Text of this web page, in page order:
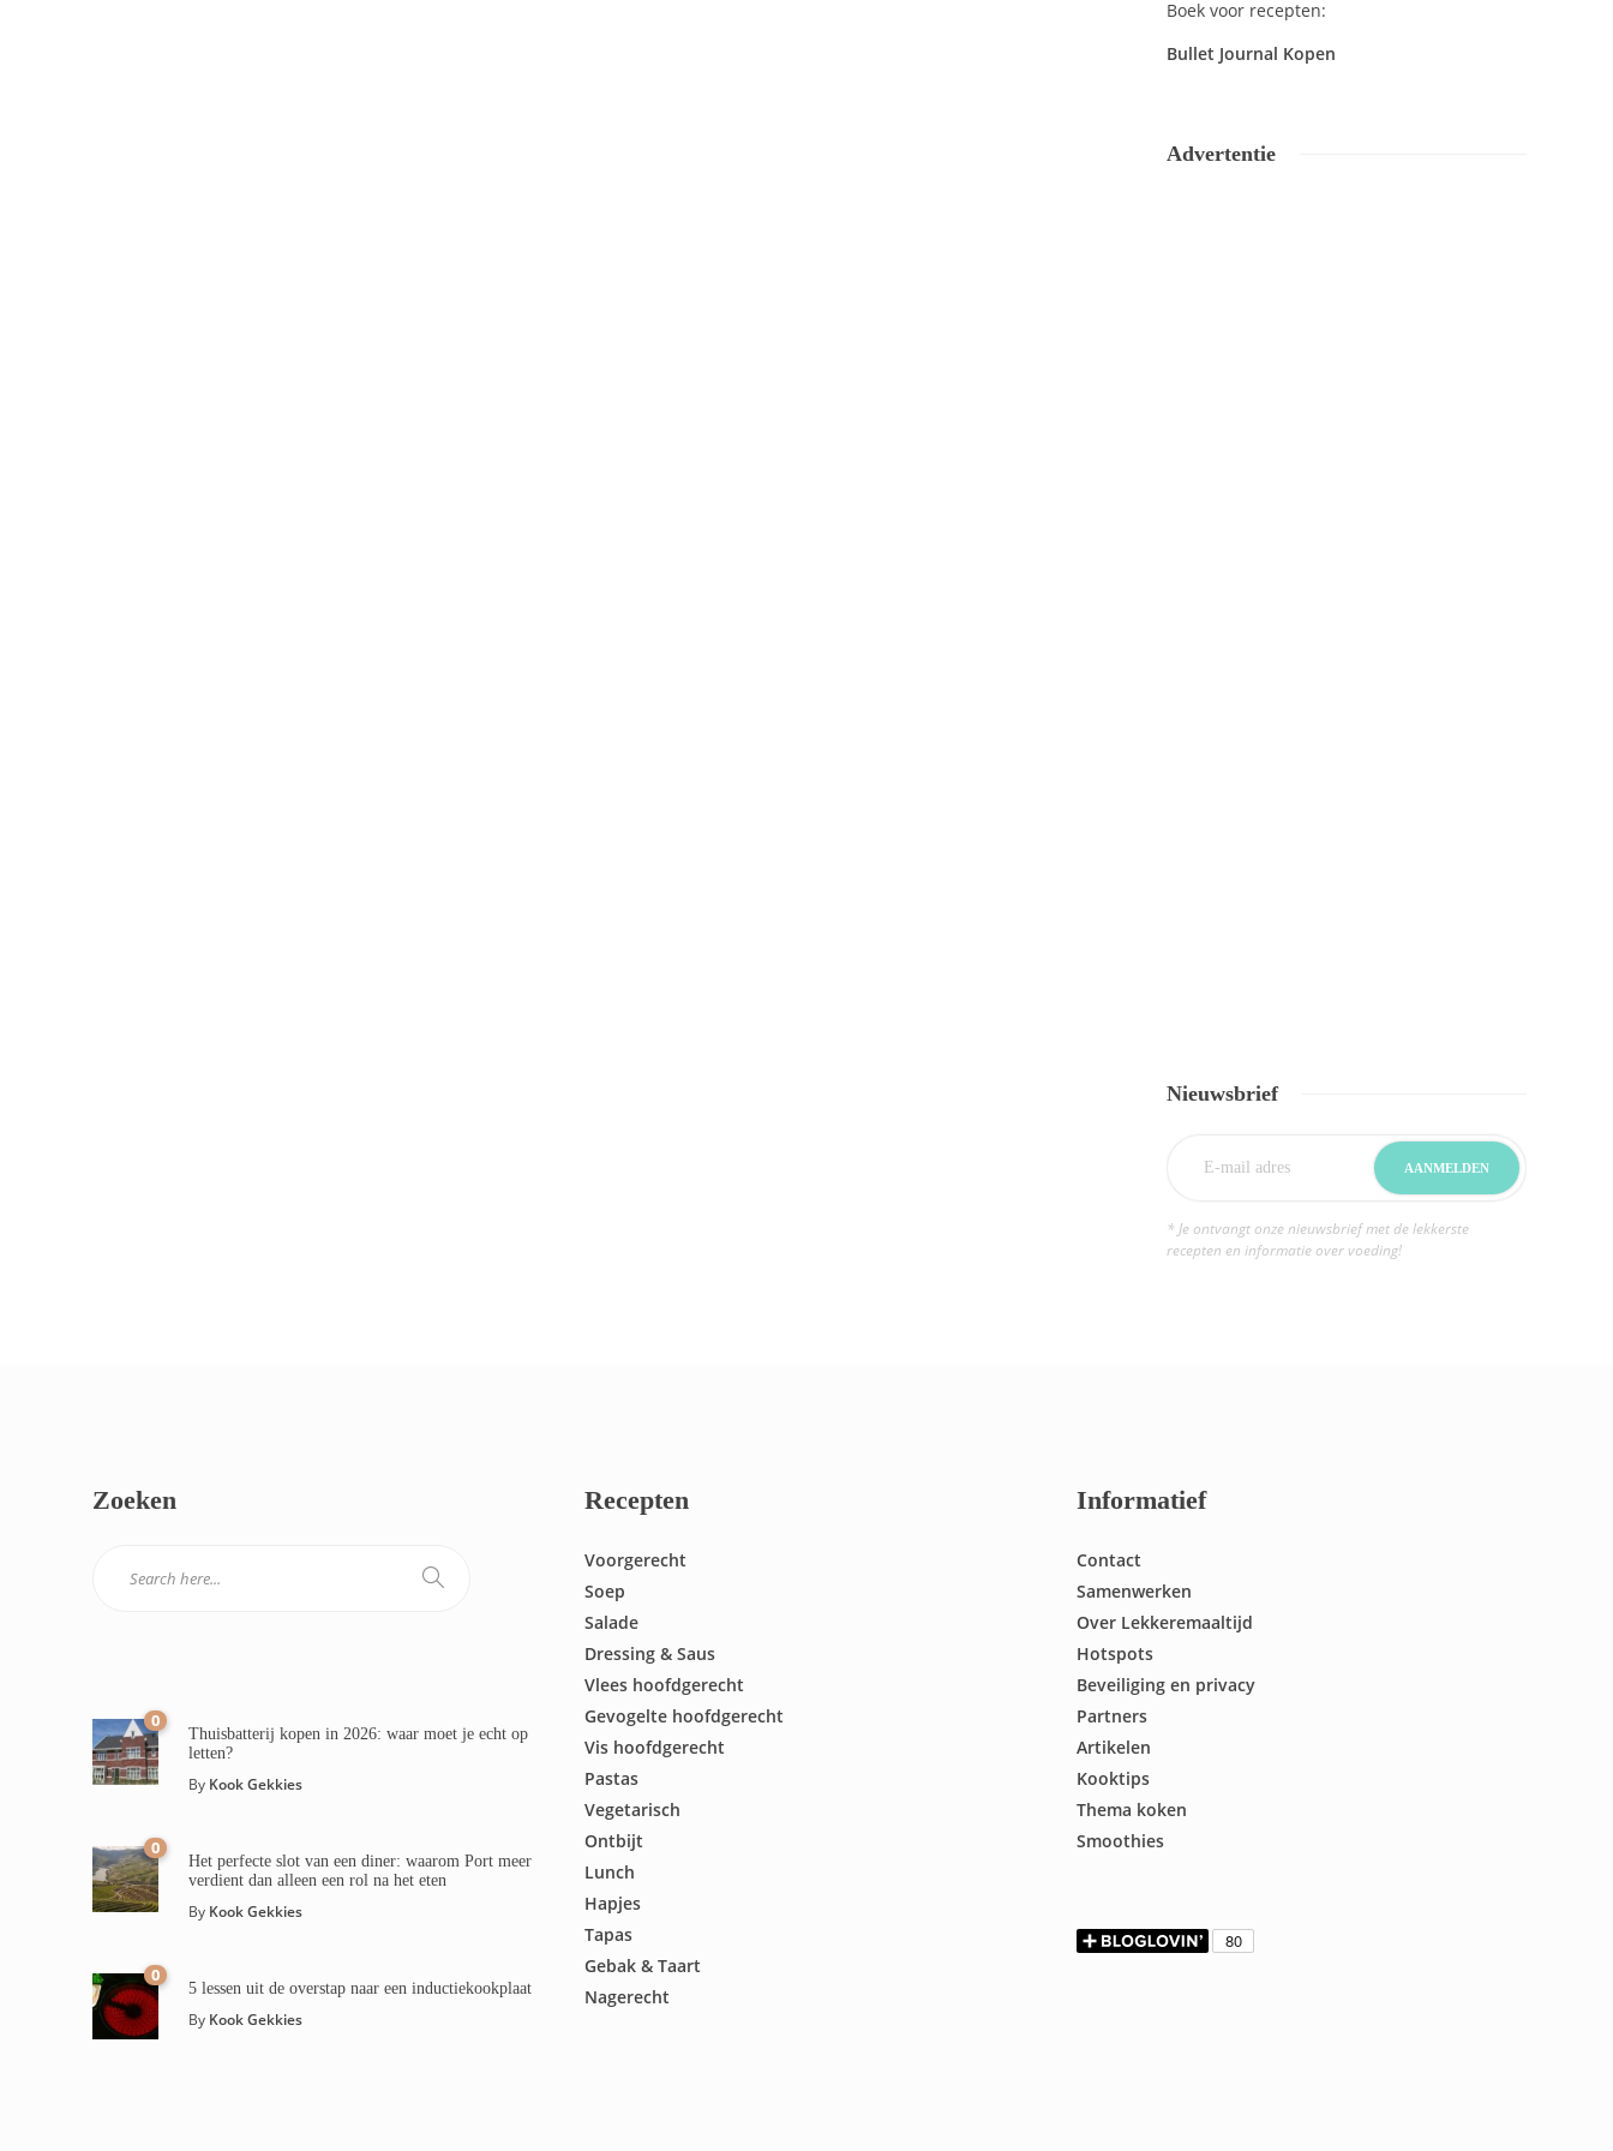
Boek voor recepten:
Bullet Journal Kopen
Advertentie
Nieuwsbrief
* Je ontvangt onze nieuwsbrief met de lekkerste
recepten en informatie over voeding!
Zoeken
0
Thuisbatterij kopen in 2026: waar moet je echt op
letten?
By Kook Gekkies
0
Het perfecte slot van een diner: waarom Port meer
verdient dan alleen een rol na het eten
By Kook Gekkies
0
5 lessen uit de overstap naar een inductiekookplaat
By Kook Gekkies
Recepten
Voorgerecht
Soep
Salade
Dressing & Saus
Vlees hoofdgerecht
Gevogelte hoofdgerecht
Vis hoofdgerecht
Pastas
Vegetarisch
Ontbijt
Lunch
Hapjes
Tapas
Gebak & Taart
Nagerecht
Informatief
Contact
Samenwerken
Over Lekkeremaaltijd
Hotspots
Beveiliging en privacy
Partners
Artikelen
Kooktips
Thema koken
Smoothies